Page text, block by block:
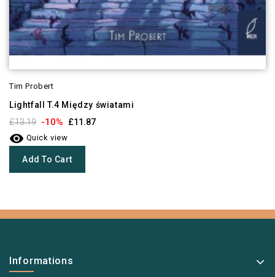
Tim Probert
Lightfall T.4 Między światami
£13.19 -10% £11.87
 Quick view
Add To Cart
Informations